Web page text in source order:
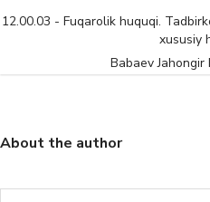
12.00.03 - Fuqarolik huquqi.
xususiy
Babaev Jahongir
About the author